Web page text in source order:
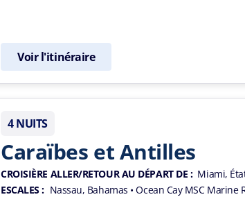
Voir l'itinéraire
4 NUITS
Caraïbes et Antilles
CROISIÈRE ALLER/RETOUR AU DÉPART DE : Miami,
ESCALES : Nassau, Bahamas • Ocean Cay MSC Marine